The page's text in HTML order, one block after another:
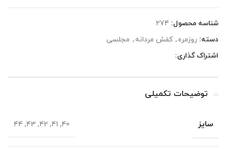
شناسه محصول: 274
دسته: روزمره , کفش مردانه , مجلسی
اشتراک گذاری:
توضیحات تکمیلی
سایز 40, 41, 42, 43, 44